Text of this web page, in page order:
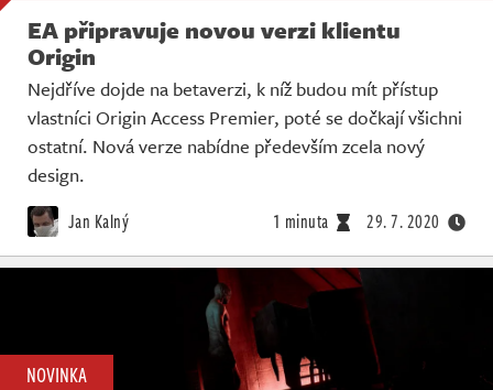
EA připravuje novou verzi klientu
Origin
Nejdříve dojde na betaverzi, k níž budou mít přístup
vlastníci Origin Access Premier, poté se dočkají všichni
ostatní. Nová verze nabídne především zcela nový
design.
Jan Kalný 1 minuta 29. 7. 2020
NOVINKA